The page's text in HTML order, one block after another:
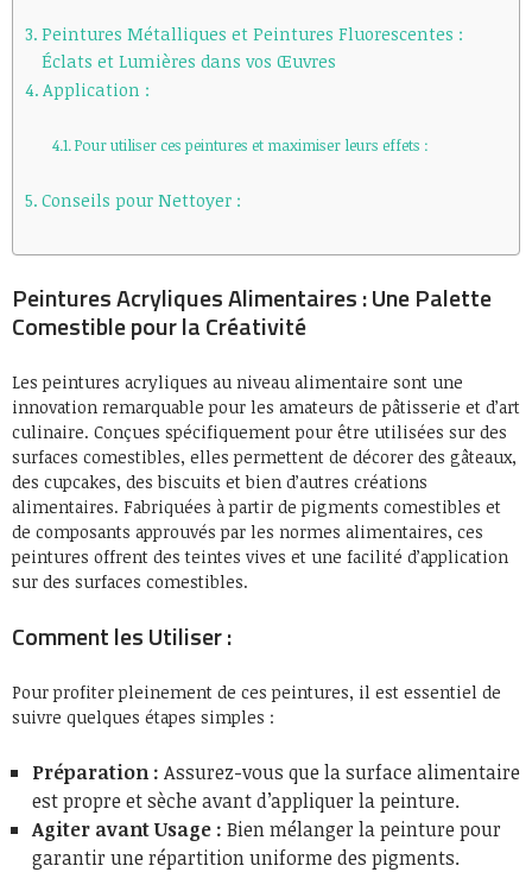
Peintures Métalliques et Peintures Fluorescentes :
Éclats et Lumières dans vos Œuvres
Application :
Pour utiliser ces peintures et maximiser leurs effets :
Conseils pour Nettoyer :
Peintures Acryliques Alimentaires : Une Palette
Comestible pour la Créativité
Les peintures acryliques au niveau alimentaire sont une
innovation remarquable pour les amateurs de pâtisserie et d’art
culinaire. Conçues spécifiquement pour être utilisées sur des
surfaces comestibles, elles permettent de décorer des gâteaux,
des cupcakes, des biscuits et bien d’autres créations
alimentaires. Fabriquées à partir de pigments comestibles et
de composants approuvés par les normes alimentaires, ces
peintures offrent des teintes vives et une facilité d’application
sur des surfaces comestibles.
Comment les Utiliser :
Pour profiter pleinement de ces peintures, il est essentiel de
suivre quelques étapes simples :
Préparation : Assurez-vous que la surface alimentaire
est propre et sèche avant d’appliquer la peinture.
Agiter avant Usage : Bien mélanger la peinture pour
garantir une répartition uniforme des pigments.